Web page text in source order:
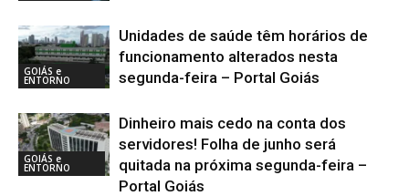
GOIÁS e
ENTORNO
Unidades de saúde têm horários de
funcionamento alterados nesta
segunda-feira – Portal Goiás
GOIÁS e
ENTORNO
Dinheiro mais cedo na conta dos
servidores! Folha de junho será
quitada na próxima segunda-feira –
Portal Goiás